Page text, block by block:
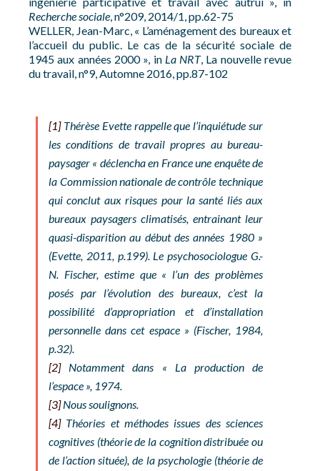
Recherche sociale, n°209, 2014/1, pp.62-75
WELLER, Jean-Marc, « L’aménagement des bureaux et
l’accueil du public. Le cas de la sécurité sociale de
1945 aux années 2000 », in La NRT, La nouvelle revue
du travail, n°9, Automne 2016, pp.87-102
[1]Thérèse Evette rappelle que l’inquiétude sur
les conditions de travail propres au bureau-
paysager « déclencha en France une enquête de
la Commission nationale de contrôle technique
qui conclut aux risques pour la santé liés aux
bureaux paysagers climatisés, entrainant leur
quasi-disparition au début des années 1980 »
(Evette, 2011, p.199). Le psychosociologue G.-
N. Fischer, estime que « l’un des problèmes
posés par l’évolution des bureaux, c’est la
possibilité d’appropriation et d’installation
personnelle dans cet espace » (Fischer, 1984,
p.32).
[2]Notamment dans « La production de
l’espace », 1974.
[3]Nous soulignons.
[4]Théories et méthodes issues des sciences
cognitives (théorie de la cognition distribuée ou
de l’action située), de la psychologie (théorie de